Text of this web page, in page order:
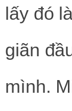
lấy đó
giãn
mình.